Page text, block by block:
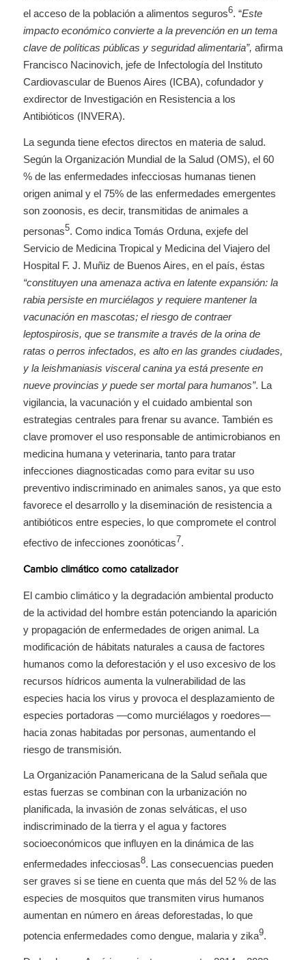
el acceso de la población a alimentos seguros6. “Este
impacto económico convierte a la prevención en un tema
clave de políticas públicas y seguridad alimentaria”, afirma
Francisco Nacinovich, jefe de Infectología del Instituto
Cardiovascular de Buenos Aires (ICBA), cofundador y
exdirector de Investigación en Resistencia a los
Antibióticos (INVERA).
La segunda tiene efectos directos en materia de salud.
Según la Organización Mundial de la Salud (OMS), el 60
% de las enfermedades infecciosas humanas tienen
origen animal y el 75% de las enfermedades emergentes
son zoonosis, es decir, transmitidas de animales a
personas5. Como indica Tomás Orduna, exjefe del
Servicio de Medicina Tropical y Medicina del Viajero del
Hospital F. J. Muñiz de Buenos Aires, en el país, éstas
“constituyen una amenaza activa en latente expansión: la
rabia persiste en murciélagos y requiere mantener la
vacunación en mascotas; el riesgo de contraer
leptospirosis, que se transmite a través de la orina de
ratas o perros infectados, es alto en las grandes ciudades,
y la leishmaniasis visceral canina ya está presente en
nueve provincias y puede ser mortal para humanos”. La
vigilancia, la vacunación y el cuidado ambiental son
estrategias centrales para frenar su avance. También es
clave promover el uso responsable de antimicrobianos en
medicina humana y veterinaria, tanto para tratar
infecciones diagnosticadas como para evitar su uso
preventivo indiscriminado en animales sanos, ya que esto
favorece el desarrollo y la diseminación de resistencia a
antibióticos entre especies, lo que compromete el control
efectivo de infecciones zoonóticas 7.
Cambio climático como catalizador
El cambio climático y la degradación ambiental producto
de la actividad del hombre están potenciando la aparición
y propagación de enfermedades de origen animal. La
modificación de hábitats naturales a causa de factores
humanos como la deforestación y el uso excesivo de los
recursos hídricos aumenta la vulnerabilidad de las
especies hacia los virus y provoca el desplazamiento de
especies portadoras —como murciélagos y roedores—
hacia zonas habitadas por personas, aumentando el
riesgo de transmisión.
La Organización Panamericana de la Salud señala que
estas fuerzas se combinan con la urbanización no
planificada, la invasión de zonas selváticas, el uso
indiscriminado de la tierra y el agua y factores
socioeconómicos que influyen en la dinámica de las
enfermedades infecciosas8. Las consecuencias pueden
ser graves si se tiene en cuenta que más del 52 % de las
especies de mosquitos que transmiten virus humanos
aumentan en número en áreas deforestadas, lo que
potencia enfermedades como dengue, malaria y zika9.